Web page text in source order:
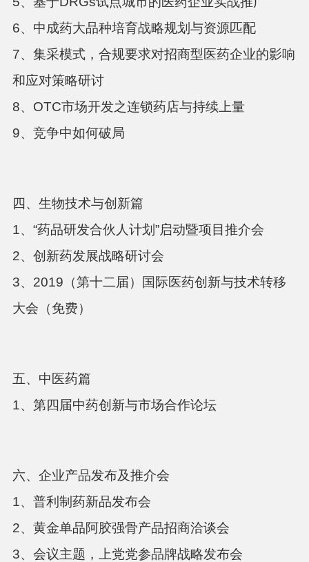
6、中成药大品种培育战略规划与资源匹配
7、集采模式，合规要求对招商型医药企业的影响
和应对策略研讨
8、OTC市场开发之连锁药店与持续上量
9、竞争中如何破局
四、生物技术与创新篇
1、“药品研发合伙人计划”启动暨项目推介会
2、创新药发展战略研讨会
3、2019（第十二届）国际医药创新与技术转移
大会（免费）
五、中医药篇
1、第四届中药创新与市场合作论坛
六、企业产品发布及推介会
1、普利制药新品发布会
2、黄金单品阿胶强骨产品招商洽谈会
3、会议主题，上党党参品牌战略发布会